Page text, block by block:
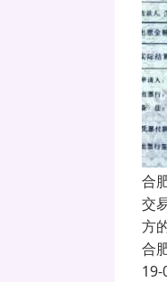
合
交
方
合
19-